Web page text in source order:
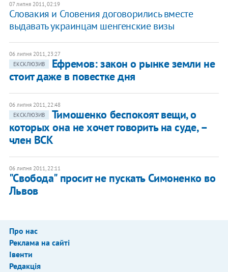
07 липня 2011, 02:19
Словакия и Словения договорились вместе
выдавать украинцам шенгенские визы
06 липня 2011, 23:27
ЕКСКЛЮЗИВ
Ефремов: закон о рынке земли не
стоит даже в повестке дня
06 липня 2011, 22:48
ЕКСКЛЮЗИВ
Тимошенко беспокоят вещи, о
которых она не хочет говорить на суде, –
член ВСК
06 липня 2011, 22:11
"Свобода" просит не пускать Симоненко во
Львов
Про нас
Реклама на сайті
Івенти
Редакція